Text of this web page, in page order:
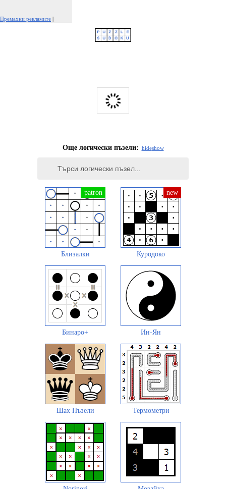
Премахни рекламите |
Още логически пъзели: hideshow
Близалки Куродоко
Бинаро+ Ин-Ян
Шах Пъзели Термометри